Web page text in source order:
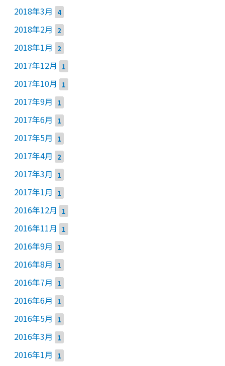
2018年3月 4
2018年2月 2
2018年1月 2
2017年12月 1
2017年10月 1
2017年9月 1
2017年6月 1
2017年5月 1
2017年4月 2
2017年3月 1
2017年1月 1
2016年12月 1
2016年11月 1
2016年9月 1
2016年8月 1
2016年7月 1
2016年6月 1
2016年5月 1
2016年3月 1
2016年1月 1